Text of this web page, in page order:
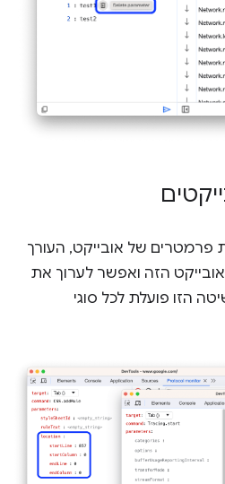
פרמטרים של אובייקט, העורך
הזה ואפשר לערוך את
הזו פועלת לכל סוגי